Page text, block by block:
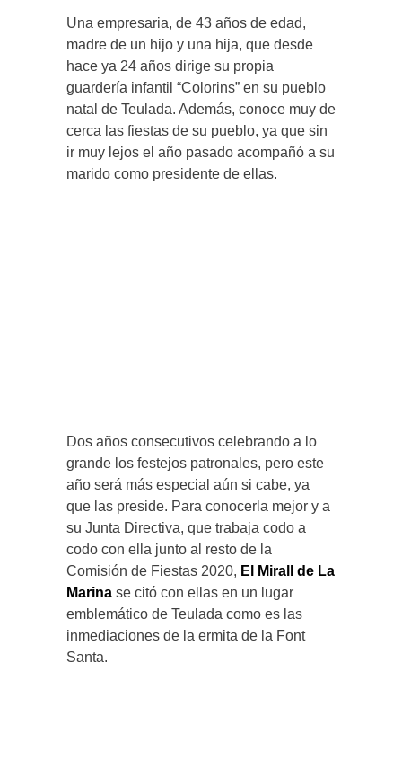
Una empresaria, de 43 años de edad,
madre de un hijo y una hija, que desde
hace ya 24 años dirige su propia
guardería infantil “Colorins” en su pueblo
natal de Teulada. Además, conoce muy de
cerca las fiestas de su pueblo, ya que sin
ir muy lejos el año pasado acompañó a su
marido como presidente de ellas.
Dos años consecutivos celebrando a lo
grande los festejos patronales, pero este
año será más especial aún si cabe, ya
que las preside. Para conocerla mejor y a
su Junta Directiva, que trabaja codo a
codo con ella junto al resto de la
Comisión de Fiestas 2020, El Mirall de La
Marina se citó con ellas en un lugar
emblemático de Teulada como es las
inmediaciones de la ermita de la Font
Santa.